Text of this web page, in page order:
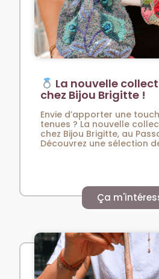
La nouvelle
chez Bijou Brigitte !
Envie d’apporter une
tenues ? La nouvelle
chez Bijou Brigitte, au
Découvrez une sélection
Ça